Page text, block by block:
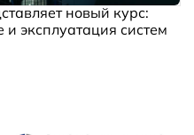
новый курс:
эксплуатация систем